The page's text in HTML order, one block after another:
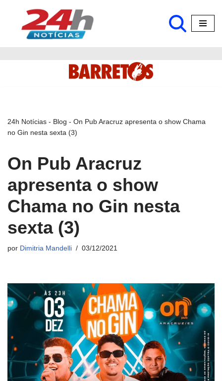
Pular
24h Notícias - Blog - On Pub Aracruz apresenta o show Chama
no Gin nesta sexta (3)
On Pub Aracruz
apresenta o show
Chama no Gin nesta
sexta (3)
por Dimitria Mandelli 03/12/2021